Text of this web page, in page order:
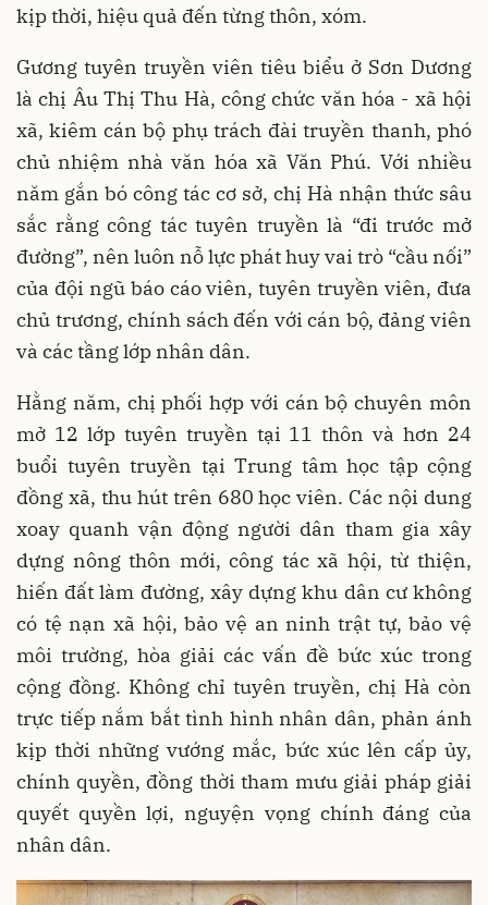
kịp thời, hiệu quả đến từng thôn, xóm.
Gương tuyên truyền viên tiêu biểu ở Sơn Dương
là chị Âu Thị Thu Hà, công chức văn hóa - xã hội
xã, kiêm cán bộ phụ trách đài truyền thanh, phó
chủ nhiệm nhà văn hóa xã Văn Phú. Với nhiều
năm gắn bó công tác cơ sở, chị Hà nhận thức sâu
sắc rằng công tác tuyên truyền là “đi trước mở
đường”, nên luôn nỗ lực phát huy vai trò “cầu nối”
của đội ngũ báo cáo viên, tuyên truyền viên, đưa
chủ trương, chính sách đến với cán bộ, đảng viên
và các tầng lớp nhân dân.
Hằng năm, chị phối hợp với cán bộ chuyên môn
mở 12 lớp tuyên truyền tại 11 thôn và hơn 24
buổi tuyên truyền tại Trung tâm học tập cộng
đồng xã, thu hút trên 680 học viên. Các nội dung
xoay quanh vận động người dân tham gia xây
dựng nông thôn mới, công tác xã hội, từ thiện,
hiến đất làm đường, xây dựng khu dân cư không
có tệ nạn xã hội, bảo vệ an ninh trật tự, bảo vệ
môi trường, hòa giải các vấn đề bức xúc trong
cộng đồng. Không chỉ tuyên truyền, chị Hà còn
trực tiếp nắm bắt tình hình nhân dân, phản ánh
kịp thời những vướng mắc, bức xúc lên cấp ủy,
chính quyền, đồng thời tham mưu giải pháp giải
quyết quyền lợi, nguyện vọng chính đáng của
nhân dân.